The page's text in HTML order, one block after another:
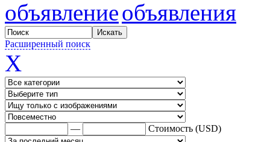
Расширенный поиск
X
— Стоимость (USD)